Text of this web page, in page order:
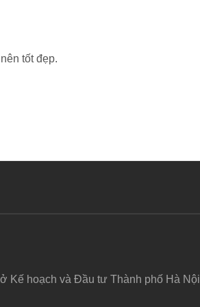
tốt đẹp.
Kế hoạch và Đầu tư Thành phố Hà Nội